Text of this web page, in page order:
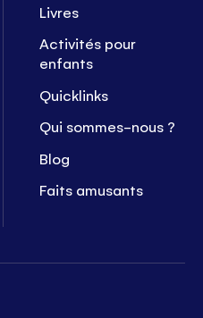
Livres
Activités pour
enfants
Quicklinks
Qui sommes-nous ?
Blog
Faits amusants